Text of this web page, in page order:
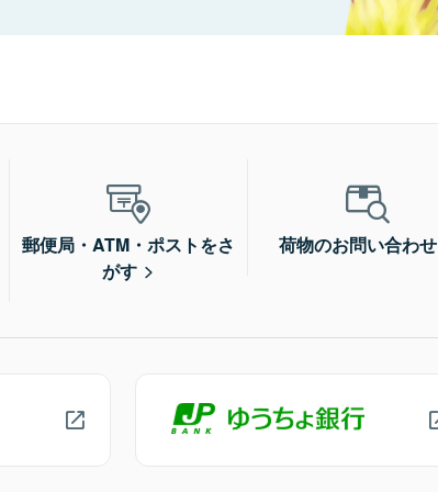
郵便局・ATM・ポストをさ
がす
荷物のお問い合わせ